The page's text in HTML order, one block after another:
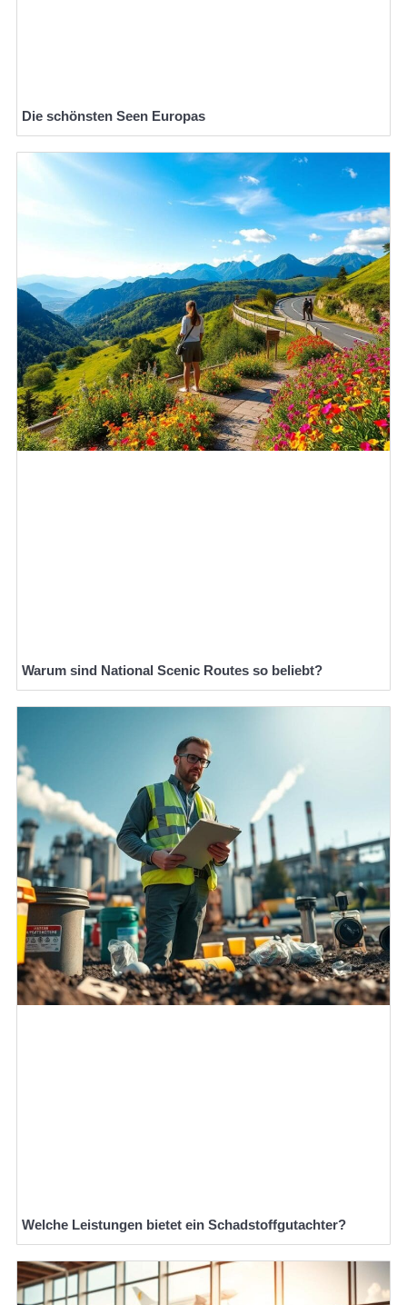
Die schönsten Seen Europas
Warum sind National Scenic Routes so beliebt?
Welche Leistungen bietet ein Schadstoffgutachter?